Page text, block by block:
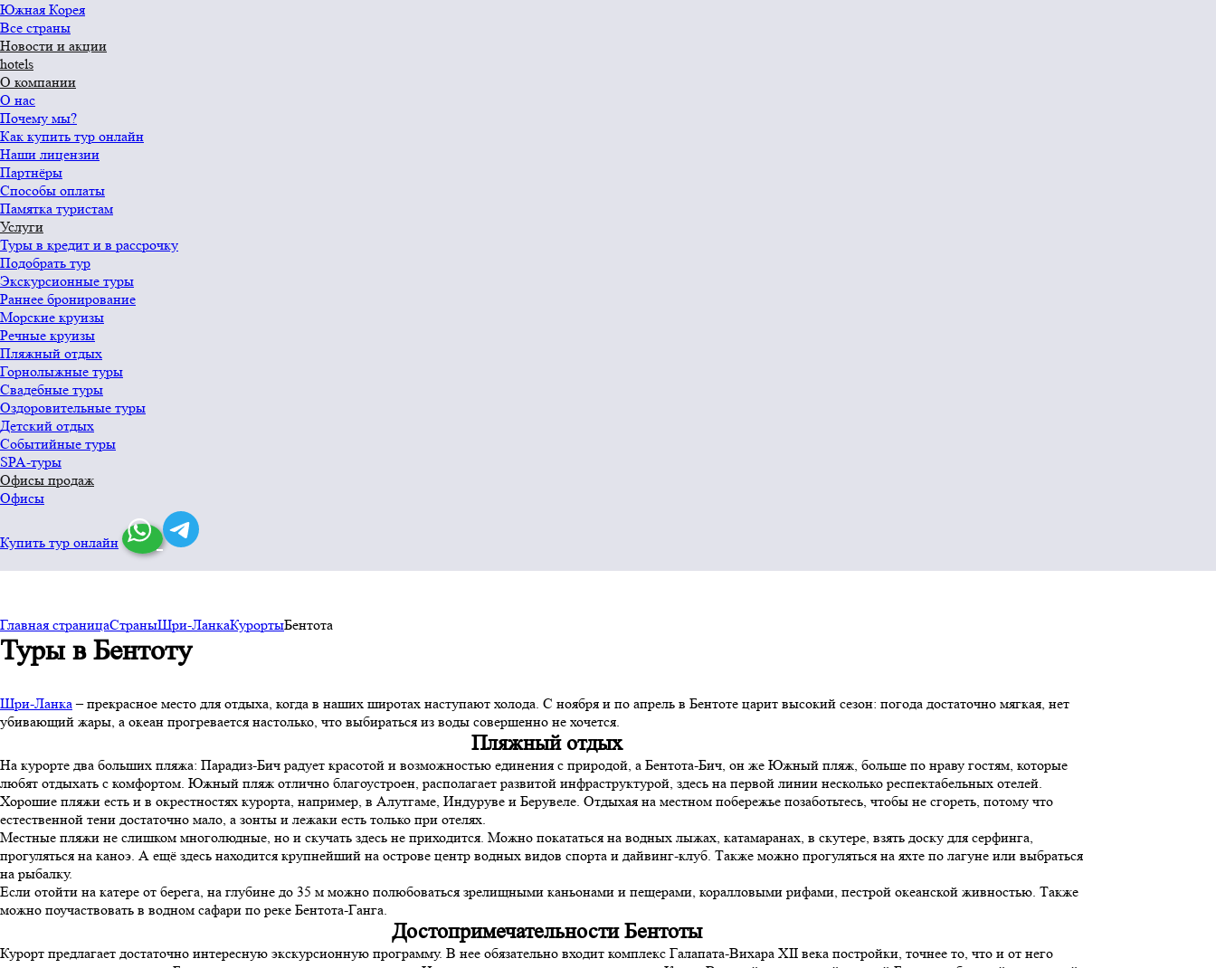
Южная Корея
Все страны
Новости и акции
hotels
О компании
О нас
Почему мы?
Как купить тур онлайн
Наши лицензии
Партнёры
Способы оплаты
Памятка туристам
Услуги
Туры в кредит и в рассрочку
Подобрать тур
Экскурсионные туры
Раннее бронирование
Морские круизы
Речные круизы
Пляжный отдых
Горнолыжные туры
Свадебные туры
Оздоровительные туры
Детский отдых
Событийные туры
SPA-туры
Офисы продаж
Офисы
Купить тур онлайн
Главная страницаСтраныШри-ЛанкаКурортыБентота
Туры в Бентоту
Шри-Ланка– прекрасное место для отдыха, когда в наших широтах наступают холода. С ноября и по апрель в Бентоте царит высокий сезон: погода достаточно мягкая, нет
убивающий жары, а океан прогревается настолько, что выбираться из воды совершенно не хочется.
Пляжный отдых
На курорте два больших пляжа: Парадиз-Бич радует красотой и возможностью единения с природой, а Бентота-Бич, он же Южный пляж, больше по нраву гостям, которые
любят отдыхать с комфортом. Южный пляж отлично благоустроен, располагает развитой инфраструктурой, здесь на первой линии несколько респектабельных отелей.
Хорошие пляжи есть и в окрестностях курорта, например, в Алутгаме, Индуруве и Берувеле. Отдыхая на местном побережье позаботьтесь, чтобы не сгореть, потому что
естественной тени достаточно мало, а зонты и лежаки есть только при отелях.
Местные пляжи не слишком многолюдные, но и скучать здесь не приходится. Можно покататься на водных лыжах, катамаранах, в скутере, взять доску для серфинга,
прогуляться на каноэ. А ещё здесь находится крупнейший на острове центр водных видов спорта и дайвинг-клуб. Также можно прогуляться на яхте по лагуне или выбраться
на рыбалку.
Если отойти на катере от берега, на глубине до 35 м можно полюбоваться зрелищными каньонами и пещерами, коралловыми рифами, пестрой океанской живностью. Также
можно поучаствовать в водном сафари по реке Бентота-Ганга.
Достопримечательности Бентоты
Курорт предлагает достаточно интересную экскурсионную программу. В нее обязательно входит комплекс Галапата-Вихара XII века постройки, точнее то, что и от него